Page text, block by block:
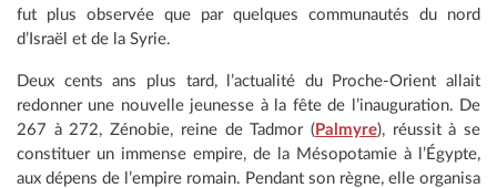
fut plus observée que par quelques communautés du nord
d’Israël et de la Syrie.
Deux cents ans plus tard, l’actualité du Proche-Orient allait
redonner une nouvelle jeunesse à la fête de l’inauguration. De
267 à 272, Zénobie, reine de Tadmor ( Palmyre), réussit à se
constituer un immense empire, de la Mésopotamie à l’Égypte,
aux dépens de l’empire romain. Pendant son règne, elle organisa